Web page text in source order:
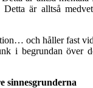
Detta är alltså
och håller fast
i begrundan över
sinnesgrunderna